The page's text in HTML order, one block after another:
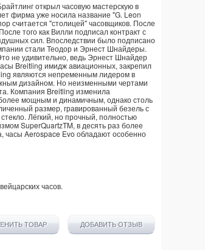
открыл часовую мастерскую в
фирма уже носила название "G. Leon
считается "столицей" часовщиков. После
того как Вилли подписал контракт с
сил. Впоследствии было подписано
стали Теодор и Эрнест Шнайдеры.
не удивительно, ведь Эрнест Шнайдер
Breitling имидж авиационных, закрепил
являются непременным лидером в
дизайном. Но неизменными чертами
Компания Breitling изменила
мощным и динамичным, однако столь
размер, гравированный безель с
Лёгкий, но прочный, полностью
SuperQuartzTM, в десять раз более
Aerospace Evo обладают особенно
часов.
ТОВАР ДОБАВИТЬ ОТЗЫВ